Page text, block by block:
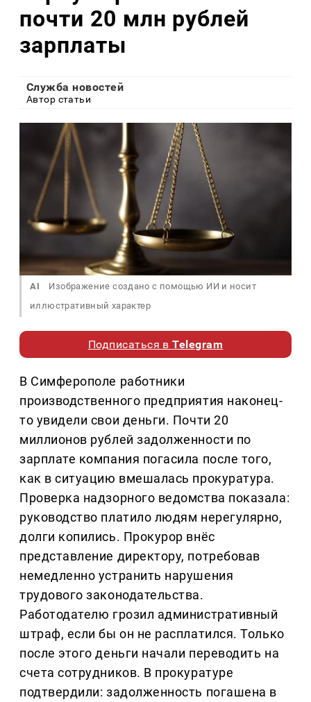
почти 20 млн рублей
зарплаты
Служба новостей
Автор статьи
AI
Изображение создано с помощью ИИ и носит
иллюстративный характер
Подписаться вTelegram
В Симферополе работники
производственного предприятия наконец-
то увидели свои деньги. Почти 20
миллионов рублей задолженности по
зарплате компания погасила после того,
как в ситуацию вмешалась прокуратура.
Проверка надзорного ведомства показала:
руководство платило людям нерегулярно,
долги копились. Прокурор внёс
представление директору, потребовав
немедленно устранить нарушения
трудового законодательства.
Работодателю грозил административный
штраф, если бы он не расплатился. Только
после этого деньги начали переводить на
счета сотрудников. В прокуратуре
подтвердили: задолженность погашена в